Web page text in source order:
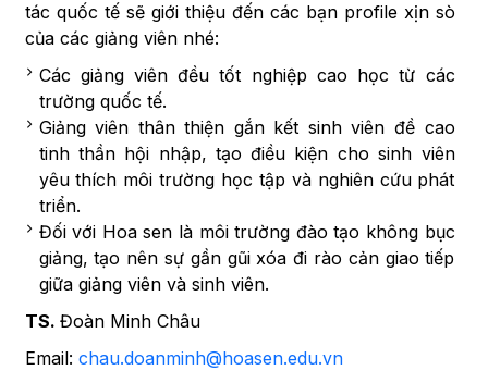
tác quốc tế sẽ giới thiệu đến các bạn profile xịn sò
của các giảng viên nhé:
Các giảng viên đều tốt nghiệp cao học từ các
trường quốc tế.
Giảng viên thân thiện gắn kết sinh viên đề cao
tinh thần hội nhập, tạo điều kiện cho sinh viên
yêu thích môi trường học tập và nghiên cứu phát
triển.
Đối với Hoa sen là môi trường đào tạo không bục
giảng, tạo nên sự gần gũi xóa đi rào cản giao tiếp
giữa giảng viên và sinh viên.
TS. Đoàn Minh Châu
Email: chau.doanminh@hoasen.edu.vn